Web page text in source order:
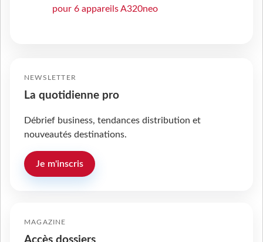
pour 6 appareils A320neo
NEWSLETTER
La quotidienne pro
Débrief business, tendances distribution et
nouveautés destinations.
Je m'inscris
MAGAZINE